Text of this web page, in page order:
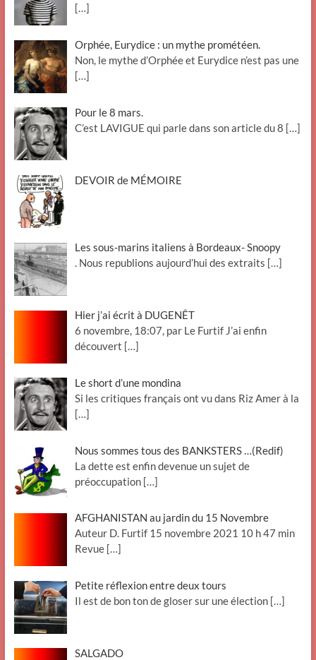
[…]
Orphée, Eurydice : un mythe prométéen.
Non, le mythe d’Orphée et Eurydice n’est pas une
[…]
Pour le 8 mars.
C’est LAVIGUE qui parle dans son article du 8 […]
DEVOIR de MÉMOIRE
Les sous-marins italiens à Bordeaux- Snoopy
. Nous republions aujourd’hui des extraits […]
Hier j’ai écrit à DUGENÊT
6 novembre, 18:07, par Le Furtif J’ai enfin
découvert […]
Le short d’une mondina
Si les critiques français ont vu dans Riz Amer à la
[…]
Nous sommes tous des BANKSTERS …(Redif)
La dette est enfin devenue un sujet de
préoccupation […]
AFGHANISTAN au jardin du 15 Novembre
Auteur D. Furtif 15 novembre 2021 10 h 47 min
Revue […]
Petite réflexion entre deux tours
Il est de bon ton de gloser sur une élection […]
SALGADO